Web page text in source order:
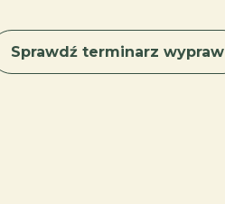
Sprawdź terminarz wypraw